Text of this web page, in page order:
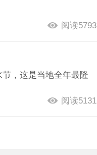
阅读5793
，这是当地全年最隆
阅读5131